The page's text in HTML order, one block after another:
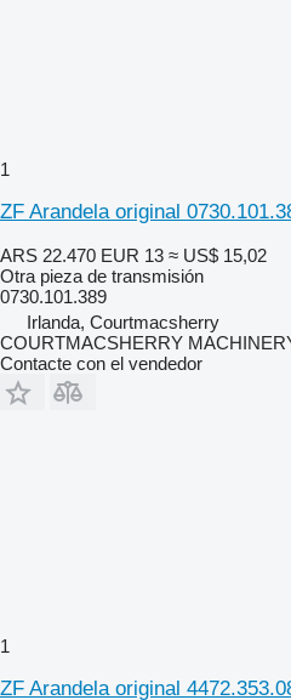
1
ZF Arandela original
ARS 22.470 EUR 13 ≈ US$ 15,02
Otra pieza de transmisión
0730.101.389
Irlanda, Courtmacsherry
COURTMACSHERRY
Contacte con el vendedor
1
ZF Arandela original